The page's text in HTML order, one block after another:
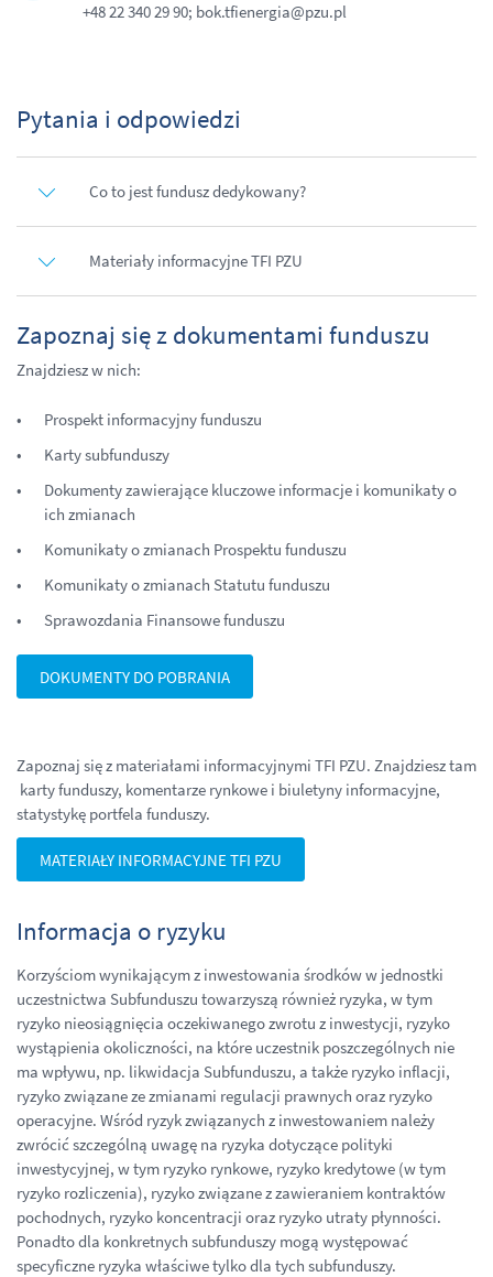
+48 22 340 29 90; bok.tfienergia@pzu.pl
Pytania i odpowiedzi
Co to jest fundusz dedykowany?
Materiały informacyjne TFI PZU
Zapoznaj się z dokumentami funduszu
Znajdziesz w nich:
Prospekt informacyjny funduszu
Karty subfunduszy
Dokumenty zawierające kluczowe informacje i komunikaty o
ich zmianach
Komunikaty o zmianach Prospektu funduszu
Komunikaty o zmianach Statutu funduszu
Sprawozdania Finansowe funduszu
DOKUMENTY DO POBRANIA
Zapoznaj się z materiałami informacyjnymi TFI PZU. Znajdziesz tam
karty funduszy, komentarze rynkowe i biuletyny informacyjne,
statystykę portfela funduszy.
MATERIAŁY INFORMACYJNE TFI PZU
Informacja o ryzyku
Korzyściom wynikającym z inwestowania środków w jednostki
uczestnictwa Subfunduszu towarzyszą również ryzyka, w tym
ryzyko nieosiągnięcia oczekiwanego zwrotu z inwestycji, ryzyko
wystąpienia okoliczności, na które uczestnik poszczególnych nie
ma wpływu, np. likwidacja Subfunduszu, a także ryzyko inflacji,
ryzyko związane ze zmianami regulacji prawnych oraz ryzyko
operacyjne. Wśród ryzyk związanych z inwestowaniem należy
zwrócić szczególną uwagę na ryzyka dotyczące polityki
inwestycyjnej, w tym ryzyko rynkowe, ryzyko kredytowe (w tym
ryzyko rozliczenia), ryzyko związane z zawieraniem kontraktów
pochodnych, ryzyko koncentracji oraz ryzyko utraty płynności.
Ponadto dla konkretnych subfunduszy mogą występować
specyficzne ryzyka właściwe tylko dla tych subfunduszy.